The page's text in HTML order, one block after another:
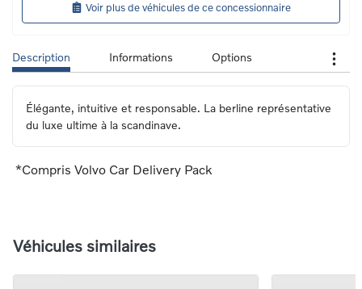
Voir plus de véhicules de ce concessionnaire
Description Informations Options
Élégante, intuitive et responsable. La berline représentative
du luxe ultime à la scandinave.
*Compris Volvo Car Delivery Pack
Véhicules similaires